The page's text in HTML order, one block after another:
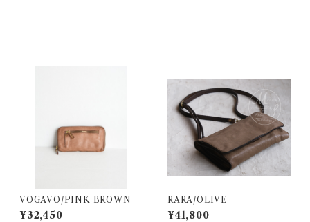
VOGAVO/PINK BROWN
¥32,450
RARA/OLIVE
¥41,800